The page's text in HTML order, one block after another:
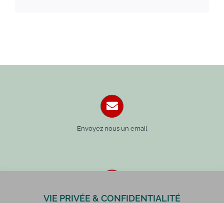
Envoyez nous un email
VIE PRIVÉE & CONFIDENTIALITÉ